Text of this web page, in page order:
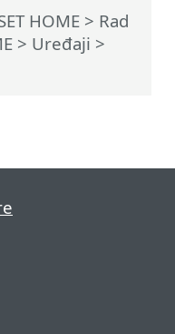
HOME > Rad
> Uređaji >